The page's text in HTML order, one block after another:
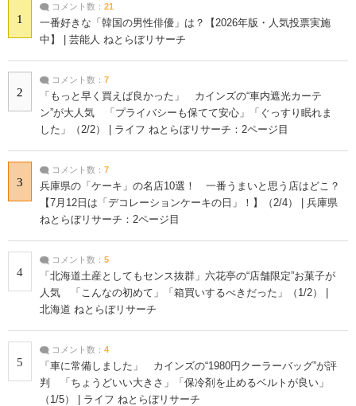
1
コメント数： 21
一番好きな「韓国の男性俳優」は？【2026年版・人気投票実施
中】 | 芸能人 ねとらぼリサーチ
2
コメント数： 7
「もっと早く買えば良かった」 カインズの“車内遮光カーテ
ン”が大人気 「プライバシーも保てて安心」「ぐっすり眠れま
した」（2/2） | ライフ ねとらぼリサーチ：2ページ目
3
コメント数： 7
兵庫県の「ケーキ」の名店10選！ 一番うまいと思う店はどこ？
【7月12日は「デコレーションケーキの日」！】（2/4） | 兵庫県
ねとらぼリサーチ：2ページ目
4
コメント数： 5
「北海道土産としてもセンス抜群」六花亭の“店舗限定”お菓子が
人気 「こんなの初めて」「箱買いするべきだった」（1/2） |
北海道 ねとらぼリサーチ
5
コメント数： 4
「車に常備しました」 カインズの“1980円クーラーバッグ”が評
判 「ちょうどいい大きさ」「保冷剤を止めるベルトが良い」
（1/5） | ライフ ねとらぼリサーチ